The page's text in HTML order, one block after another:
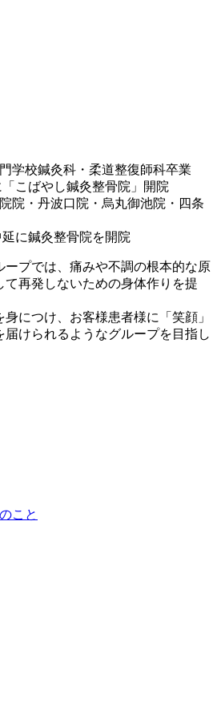
学校鍼灸科・柔道整復師科卒業
こばやし鍼灸整骨院」開院
院・丹波口院・烏丸御池院・四条
に鍼灸整骨院を開院
ープでは、痛みや不調の根本的な原
て再発しないための身体作りを提
につけ、お客様患者様に「笑顔」
届けられるようなグループを目指し
こと